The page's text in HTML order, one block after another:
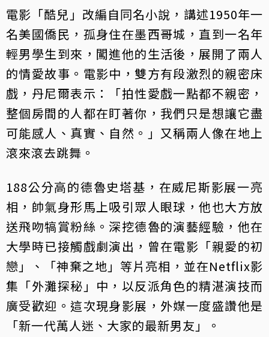
電影「酷兒」改編自同名小說，講述1950年一
名美國僑民，孤身住在墨西哥城，直到一名年
輕男學生到來，闖進他的生活後，展開了兩人
的情愛故事。電影中，雙方有段激烈的親密床
戲，丹尼爾表示：「拍性愛戲一點都不親密，
整個房間的人都在盯著你，我們只是想讓它盡
可能感人、真實、自然。」又稱兩人像在地上
滾來滾去跳舞。
188公分高的德魯史塔基，在威尼斯影展一亮
相，帥氣身形馬上吸引眾人眼球，他也大方放
送飛吻犒賞粉絲。深挖德魯的演藝經驗，他在
大學時已接觸戲劇演出，曾在電影「親愛的初
戀」、「神棄之地」等片亮相，並在Netflix影
集「外灘探秘」中，以反派角色的精湛演技而
廣受歡迎。這次現身影展，外媒一度盛讚他是
「新一代萬人迷、大家的最新男友」。